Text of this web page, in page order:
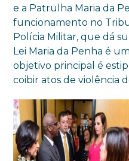
e a Patrulha Maria da
funcionamento no
Polícia Militar, que dá
Lei Maria da Penha é
objetivo principal é
coibir atos de violência